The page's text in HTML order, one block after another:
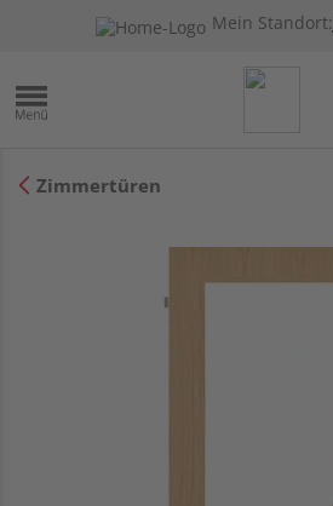
Mein Standort:
Zimmertüren